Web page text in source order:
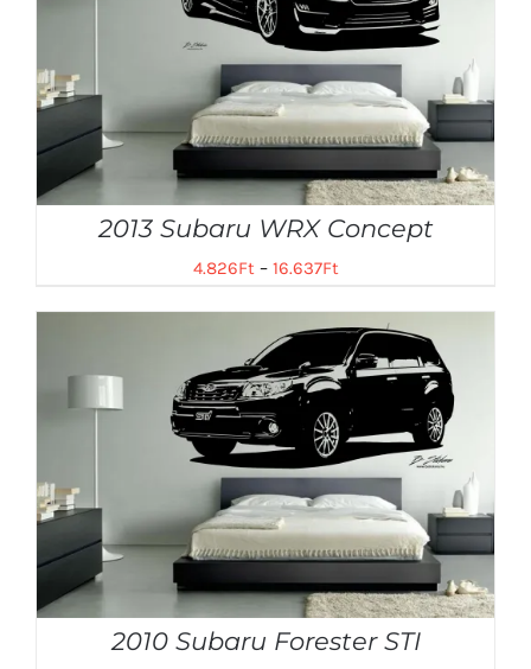
2013 Subaru WRX Concept
4.826Ft– 16.637Ft
2010 Subaru Forester STI